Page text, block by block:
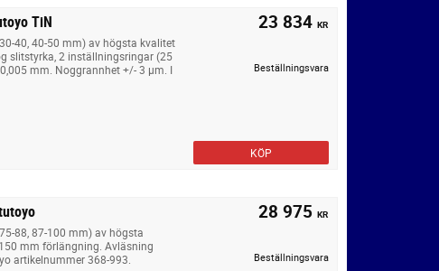
TiN
40, 40-50 mm) av högsta kvalitet
slitstyrka, 2 inställningsringar (25
mm. Noggrannhet +/- 3 µm. I
23 834 KR
Beställningsvara
KÖP
88, 87-100 mm) av högsta
mm förlängning. Avläsning
artikelnummer 368-993.
28 975 KR
Beställningsvara